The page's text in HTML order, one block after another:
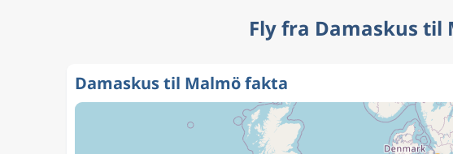
Fly fra Damaskus til
Damaskus til Malmö fakta